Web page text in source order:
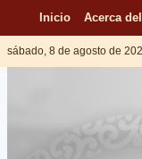
Inicio Acerca
sábado, 8 de agosto de